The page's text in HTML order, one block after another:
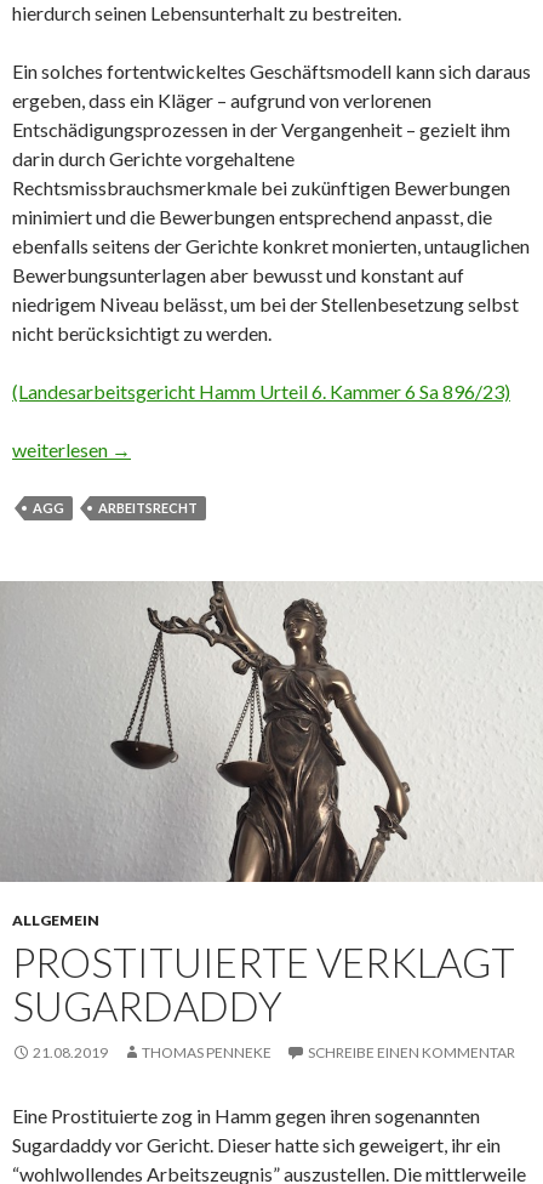
hierdurch seinen Lebensunterhalt zu bestreiten.
Ein solches fortentwickeltes Geschäftsmodell kann sich daraus
ergeben, dass ein Kläger – aufgrund von verlorenen
Entschädigungsprozessen in der Vergangenheit – gezielt ihm
darin durch Gerichte vorgehaltene
Rechtsmissbrauchsmerkmale bei zukünftigen Bewerbungen
minimiert und die Bewerbungen entsprechend anpasst, die
ebenfalls seitens der Gerichte konkret monierten, untauglichen
Bewerbungsunterlagen aber bewusst und konstant auf
niedrigem Niveau belässt, um bei der Stellenbesetzung selbst
nicht berücksichtigt zu werden.
(Landesarbeitsgericht Hamm Urteil 6. Kammer 6 Sa 896/23)
Arbeitsrecht: Student bewirbt sich als Sekretärin
weiterlesen →
AGG ARBEITSRECHT
ALLGEMEIN
PROSTITUIERTE VERKLAGT
SUGARDADDY
21.08.2019 THOMAS PENNEKE SCHREIBE EINEN KOMMENTAR
Eine Prostituierte zog in Hamm gegen ihren sogenannten
Sugardaddy vor Gericht. Dieser hatte sich geweigert, ihr ein
“wohlwollendes Arbeitszeugnis” auszustellen. Die mittlerweile